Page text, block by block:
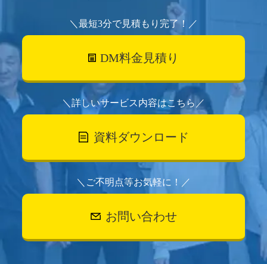
＼最短3分で見積もり完了！／
DM料金見積り
＼詳しいサービス内容はこちら／
資料ダウンロード
＼ご不明点等お気軽に！／
お問い合わせ